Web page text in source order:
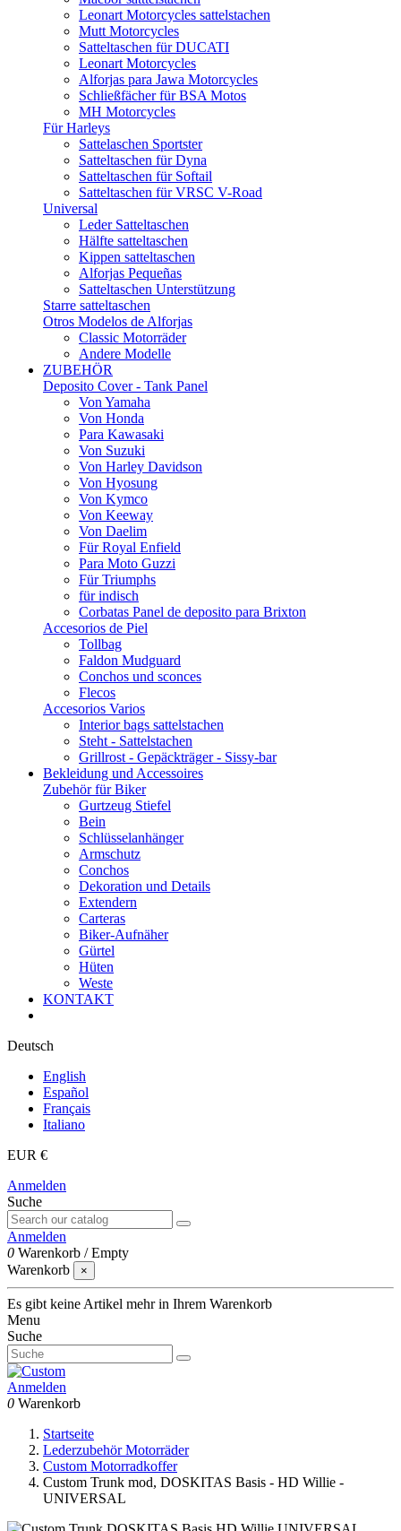
Leonart Motorcycles sattelstachen
Mutt Motorcycles
Satteltaschen für DUCATI
Leonart Motorcycles
Alforjas para Jawa Motorcycles
Schließfächer für BSA Motos
MH Motorcycles
Für Harleys
Sattelaschen Sportster
Satteltaschen für Dyna
Satteltaschen für Softail
Satteltaschen für VRSC V-Road
Universal
Leder Satteltaschen
Hälfte satteltaschen
Kippen satteltaschen
Alforjas Pequeñas
Satteltaschen Unterstützung
Starre satteltaschen
Otros Modelos de Alforjas
Classic Motorräder
Andere Modelle
ZUBEHÖR
Deposito Cover - Tank Panel
Von Yamaha
Von Honda
Para Kawasaki
Von Suzuki
Von Harley Davidson
Von Hyosung
Von Kymco
Von Keeway
Von Daelim
Für Royal Enfield
Para Moto Guzzi
Für Triumphs
für indisch
Corbatas Panel de deposito para Brixton
Accesorios de Piel
Tollbag
Faldon Mudguard
Conchos und sconces
Flecos
Accesorios Varios
Interior bags sattelstachen
Steht - Sattelstachen
Grillrost - Gepäckträger - Sissy-bar
Bekleidung und Accessoires
Zubehör für Biker
Gurtzeug Stiefel
Bein
Schlüsselanhänger
Armschutz
Conchos
Dekoration und Details
Extendern
Carteras
Biker-Aufnäher
Gürtel
Hüten
Weste
KONTAKT
Deutsch
English
Español
Français
Italiano
EUR €
Anmelden
Suche
Anmelden
0 Warenkorb /Empty
Warenkorb
×
Es gibt keine Artikel mehr in Ihrem Warenkorb
Menu
Suche
Anmelden
0 Warenkorb
Startseite
Lederzubehör Motorräder
Custom Motorradkoffer
Custom Trunk mod, DOSKITAS Basis - HD Willie -
UNIVERSAL